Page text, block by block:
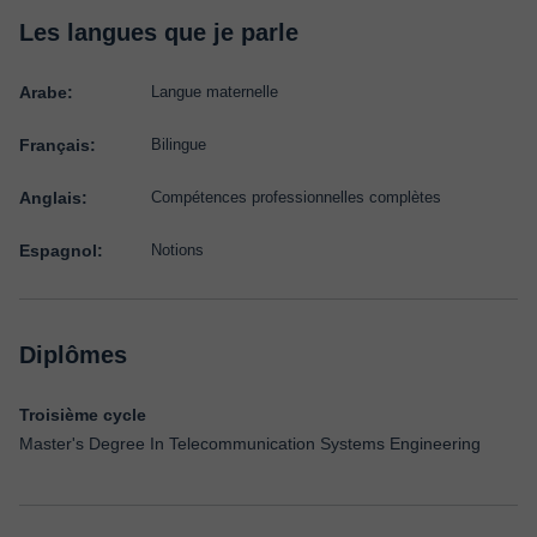
Les langues que je parle
Arabe: Langue maternelle
Français: Bilingue
Anglais: Compétences professionnelles complètes
Espagnol: Notions
Diplômes
Troisième cycle
Master's Degree In Telecommunication Systems Engineering